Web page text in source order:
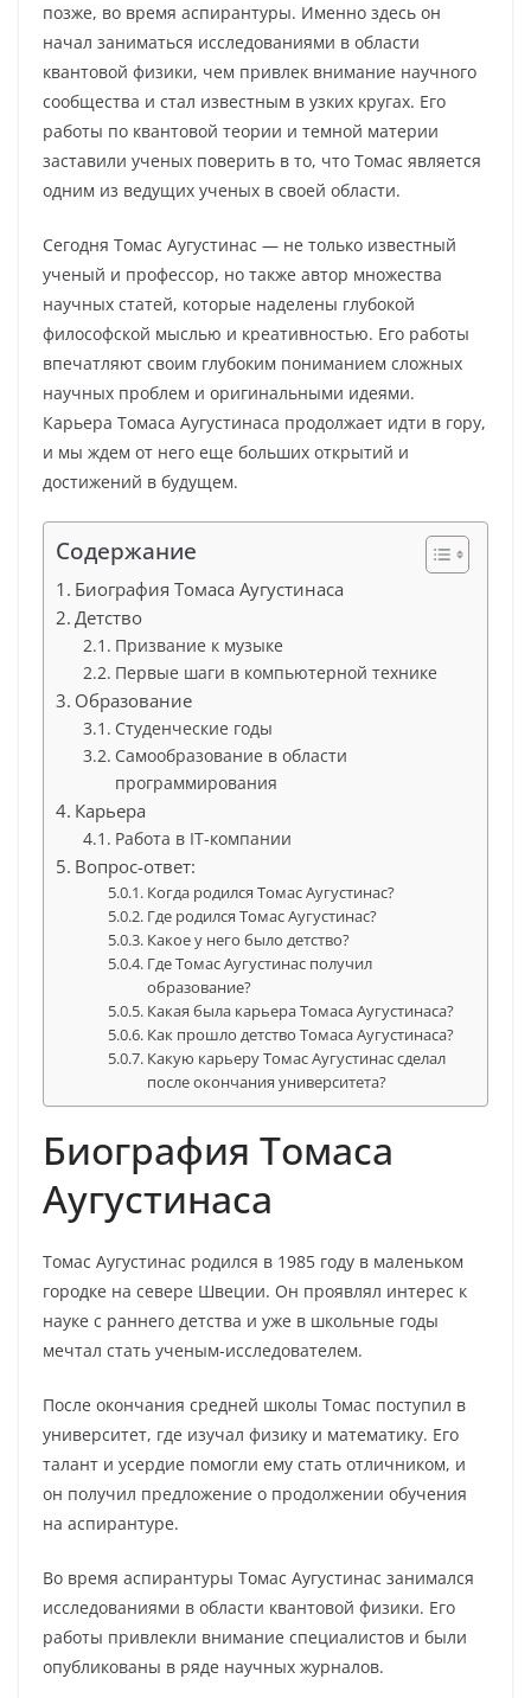
позже, во время аспирантуры. Именно здесь он
начал заниматься исследованиями в области
квантовой физики, чем привлек внимание научного
сообщества и стал известным в узких кругах. Его
работы по квантовой теории и темной материи
заставили ученых поверить в то, что Томас является
одним из ведущих ученых в своей области.
Сегодня Томас Аугустинас — не только известный
ученый и профессор, но также автор множества
научных статей, которые наделены глубокой
философской мыслью и креативностью. Его работы
впечатляют своим глубоким пониманием сложных
научных проблем и оригинальными идеями.
Карьера Томаса Аугустинаса продолжает идти в гору,
и мы ждем от него еще больших открытий и
достижений в будущем.
Содержание
Биография Томаса Аугустинаса
Детство
Призвание к музыке
Первые шаги в компьютерной технике
Образование
Студенческие годы
Самообразование в области
программирования
Карьера
Работа в IT-компании
Вопрос-ответ:
Когда родился Томас Аугустинас?
Где родился Томас Аугустинас?
Какое у него было детство?
Где Томас Аугустинас получил
образование?
Какая была карьера Томаса Аугустинаса?
Как прошло детство Томаса Аугустинаса?
Какую карьеру Томас Аугустинас сделал
после окончания университета?
Биография Томаса
Аугустинаса
Томас Аугустинас родился в 1985 году в маленьком
городке на севере Швеции. Он проявлял интерес к
науке с раннего детства и уже в школьные годы
мечтал стать ученым-исследователем.
После окончания средней школы Томас поступил в
университет, где изучал физику и математику. Его
талант и усердие помогли ему стать отличником, и
он получил предложение о продолжении обучения
на аспирантуре.
Во время аспирантуры Томас Аугустинас занимался
исследованиями в области квантовой физики. Его
работы привлекли внимание специалистов и были
опубликованы в ряде научных журналов.